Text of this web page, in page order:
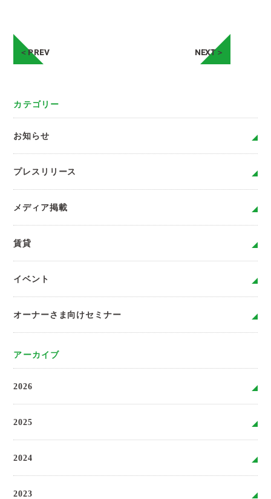
＜PREV NEXT＞
カテゴリー
お知らせ
プレスリリース
メディア掲載
賃貸
イベント
オーナーさま向けセミナー
アーカイブ
2026
2025
2024
2023